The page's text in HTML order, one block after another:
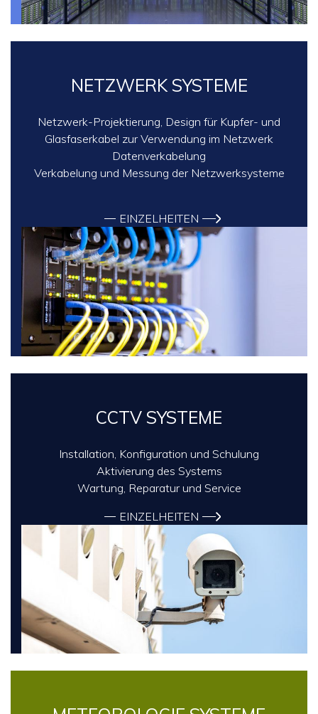
NETZWERK SYSTEME
Netzwerk-Projektierung, Design für Kupfer- und
Glasfaserkabel zur Verwendung im Netzwerk
Datenverkabelung
Verkabelung und Messung der Netzwerksysteme
EINZELHEITEN
CCTV SYSTEME
Installation, Konfiguration und Schulung
Aktivierung des Systems
Wartung, Reparatur und Service
EINZELHEITEN